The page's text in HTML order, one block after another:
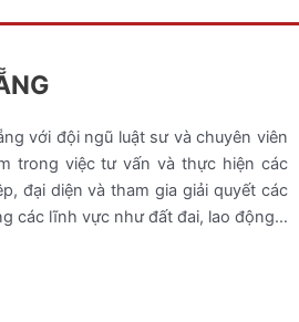
với đội ngũ luật sư và chuyên viên
trong việc tư vấn và thực hiện các
đại diện và tham gia giải quyết các
các lĩnh vực như đất đai, lao động…